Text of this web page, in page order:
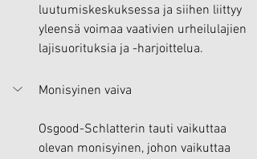
luutumiskeskuksessa ja siihen liittyy
yleensä voimaa vaativien urheilulajien
lajisuorituksia ja -harjoittelua.
Monisyinen vaiva
Osgood-Schlatterin tauti vaikuttaa
olevan monisyinen, johon vaikuttaa